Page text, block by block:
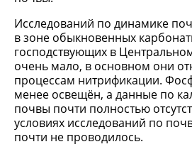
Исследований по динамике
в зоне обыкновенных
господствующих в
очень мало, в основном они
процессам нитрификации.
менее освещён, а данные по
почвы почти полностью
условиях исследований по
почти не проводилось.